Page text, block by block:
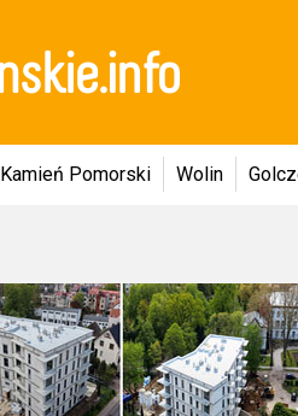
Kamień Pomorski Wolin